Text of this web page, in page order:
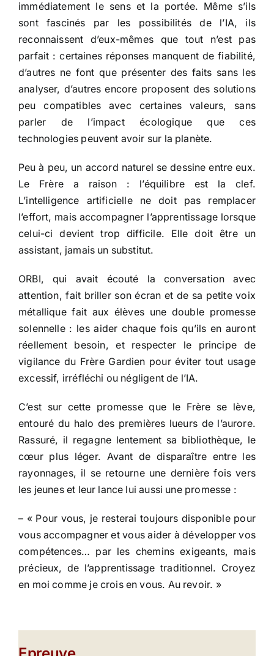
immédiatement le sens et la portée. Même s’ils
sont fascinés par les possibilités de l’IA, ils
reconnaissent d’eux-mêmes que tout n’est pas
parfait : certaines réponses manquent de fiabilité,
d’autres ne font que présenter des faits sans les
analyser, d’autres encore proposent des solutions
peu compatibles avec certaines valeurs, sans
parler de l’impact écologique que ces
technologies peuvent avoir sur la planète.
Peu à peu, un accord naturel se dessine entre eux.
Le Frère a raison : l’équilibre est la clef.
L’intelligence artificielle ne doit pas remplacer
l’effort, mais accompagner l’apprentissage lorsque
celui-ci devient trop difficile. Elle doit être un
assistant, jamais un substitut.
ORBI, qui avait écouté la conversation avec
attention, fait briller son écran et de sa petite voix
métallique fait aux élèves une double promesse
solennelle : les aider chaque fois qu’ils en auront
réellement besoin, et respecter le principe de
vigilance du Frère Gardien pour éviter tout usage
excessif, irréfléchi ou négligent de l’IA.
C’est sur cette promesse que le Frère se lève,
entouré du halo des premières lueurs de l’aurore.
Rassuré, il regagne lentement sa bibliothèque, le
cœur plus léger. Avant de disparaître entre les
rayonnages, il se retourne une dernière fois vers
les jeunes et leur lance lui aussi une promesse :
– « Pour vous, je resterai toujours disponible pour
vous accompagner et vous aider à développer vos
compétences… par les chemins exigeants, mais
précieux, de l’apprentissage traditionnel. Croyez
en moi comme je crois en vous. Au revoir. »